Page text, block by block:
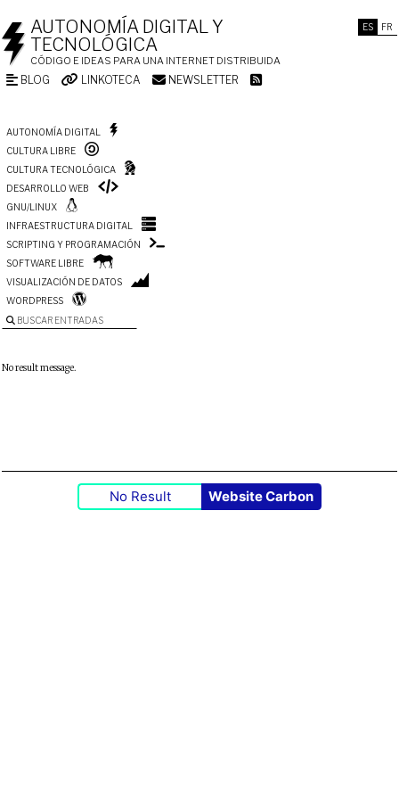
ES FR
AUTONOMÍA DIGITAL Y
TECNOLÓGICA
CÓDIGO E IDEAS PARA UNA INTERNET DISTRIBUIDA
BLOG LINKOTECA NEWSLETTER
AUTONOMÍA DIGITAL
CULTURA LIBRE
CULTURA TECNOLÓGICA
DESARROLLO WEB
GNU/LINUX
INFRAESTRUCTURA DIGITAL
SCRIPTING Y PROGRAMACIÓN
SOFTWARE LIBRE
VISUALIZACIÓN DE DATOS
WORDPRESS
BUSCAR ENTRADAS
No result message.
No Result Website Carbon